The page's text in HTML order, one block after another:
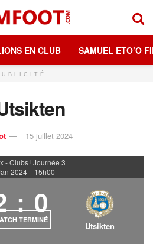
EN CLUB SAMUEL ETO’O
15 juillet 2024
- Clubs | Journée 3
2024 - 15h00
: 0
TERMINÉ
Utsikten